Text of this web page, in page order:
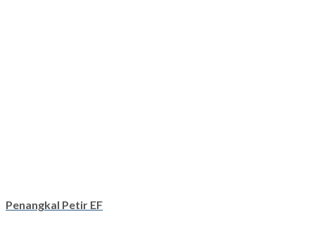
Penangkal Petir EF